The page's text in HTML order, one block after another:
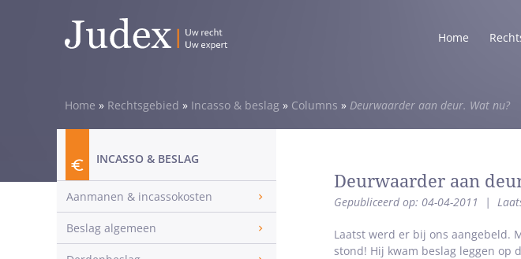
Home
Home » Rechtsgebied » Incasso & beslag » Columns » Deurwaarder aan deur. Wat nu?
Deurwaarder aan
Gepubliceerd op: 04-04-2011 |
Laatst werd er bij ons aangebeld.
stond! Hij kwam beslag leggen op
INCASSO & BESLAG
Aanmanen & incassokosten
Beslag algemeen